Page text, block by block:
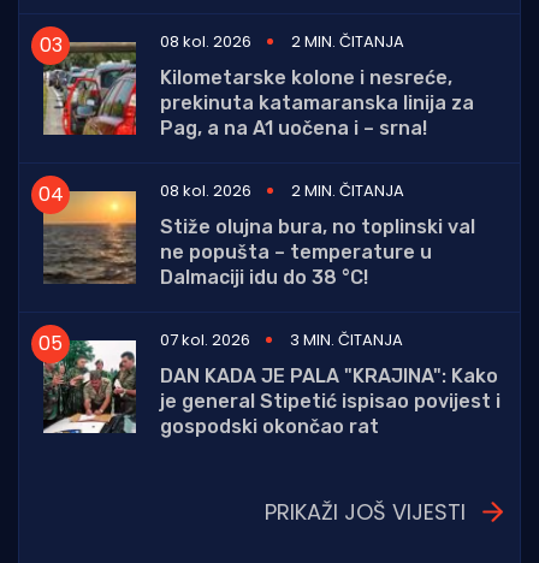
08 kol. 2026
2 MIN. ČITANJA
Kilometarske kolone i nesreće,
prekinuta katamaranska linija za
Pag, a na A1 uočena i – srna!
08 kol. 2026
2 MIN. ČITANJA
Stiže olujna bura, no toplinski val
ne popušta – temperature u
Dalmaciji idu do 38 °C!
07 kol. 2026
3 MIN. ČITANJA
DAN KADA JE PALA "KRAJINA": Kako
je general Stipetić ispisao povijest i
gospodski okončao rat
PRIKAŽI JOŠ VIJESTI